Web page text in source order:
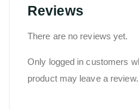
Reviews
There are no reviews yet.
Only logged in customers
product may leave a review.